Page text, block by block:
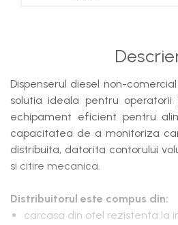
Dispenserul diesel non-comercial
solutia ideala pentru
echipament eficient pentru
capacitatea de a monitoriza
distribuita, datorita contorului
si citire mecanica.
Distribuitorul este compus din:
carcasa din otel rezistenta la